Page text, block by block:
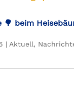
🌳 beim
| Aktuell,